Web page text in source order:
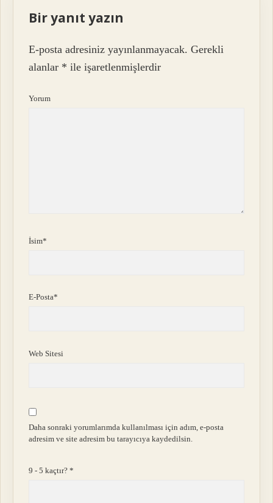
Bir yanıt yazın
E-posta adresiniz yayınlanmayacak. Gerekli
alanlar * ile işaretlenmişlerdir
Yorum
İsim*
E-Posta*
Web Sitesi
Daha sonraki yorumlarımda kullanılması için adım, e-posta
adresim ve site adresim bu tarayıcıya kaydedilsin.
9 - 5 kaçtır?*